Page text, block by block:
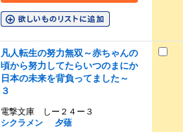
凡人転生の努力無双～赤ちゃんの
頃から努力してたらいつのまにか
日本の未来を背負ってました～
３
電撃文庫 しー２４ー３
シクラメン
夕薙